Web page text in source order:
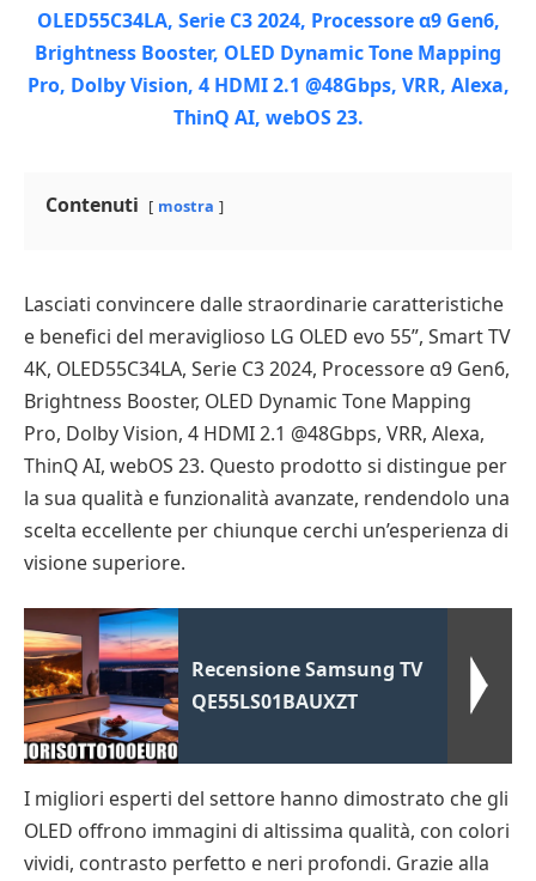
Contenuti mostra
Lasciati convincere dalle straordinarie caratteristiche
e benefici del meraviglioso LG OLED evo 55”, Smart TV
4K, OLED55C34LA, Serie C3 2024, Processore α9 Gen6,
Brightness Booster, OLED Dynamic Tone Mapping
Pro, Dolby Vision, 4 HDMI 2.1 @48Gbps, VRR, Alexa,
ThinQ AI, webOS 23. Questo prodotto si distingue per
la sua qualità e funzionalità avanzate, rendendolo una
scelta eccellente per chiunque cerchi un’esperienza di
visione superiore.
Recensione Samsung TV
QE55LS01BAUXZT
I migliori esperti del settore hanno dimostrato che gli
OLED offrono immagini di altissima qualità, con colori
vividi, contrasto perfetto e neri profondi. Grazie alla